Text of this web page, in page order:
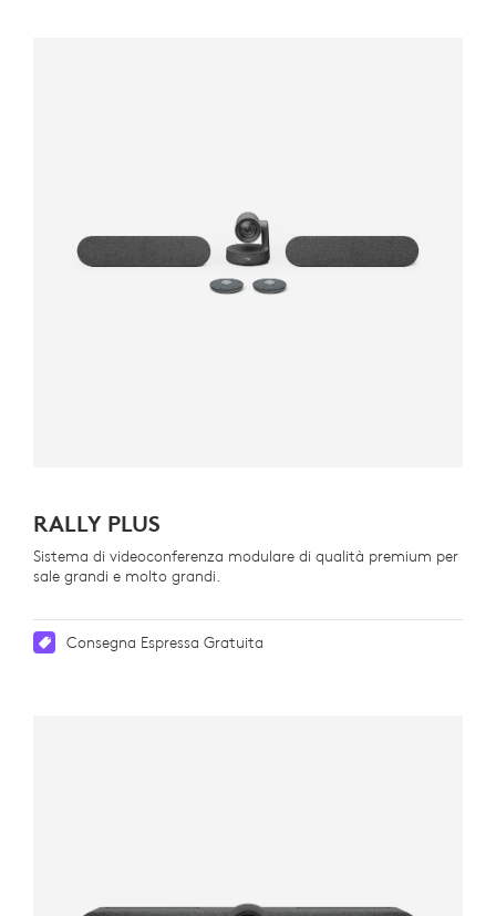
RALLY PLUS
Sistema di videoconferenza modulare di qualità premium per
sale grandi e molto grandi.
Consegna Espressa Gratuita